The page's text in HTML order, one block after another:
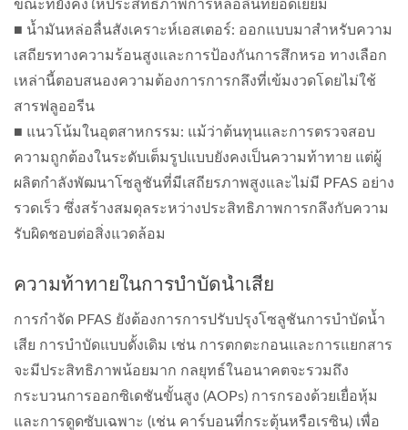
ขณะที่ยังคงให้ประสิทธิภาพการหล่อลื่นที่ยอดเยี่ยม
■ น้ำมันหล่อลื่นสังเคราะห์เอสเตอร์: ออกแบบมาสำหรับความ
เสถียรทางความร้อนสูงและการป้องกันการสึกหรอ ทางเลือก
เหล่านี้ตอบสนองความต้องการการกลึงที่เข้มงวดโดยไม่ใช้
สารฟลูออรีน
■ แนวโน้มในอุตสาหกรรม: แม้ว่าต้นทุนและการตรวจสอบ
ความถูกต้องในระดับเต็มรูปแบบยังคงเป็นความท้าทาย แต่ผู้
ผลิตกำลังพัฒนาโซลูชันที่มีเสถียรภาพสูงและไม่มี PFAS อย่าง
รวดเร็ว ซึ่งสร้างสมดุลระหว่างประสิทธิภาพการกลึงกับความ
รับผิดชอบต่อสิ่งแวดล้อม
ความท้าทายในการบำบัดน้ำเสีย
การกำจัด PFAS ยังต้องการการปรับปรุงโซลูชันการบำบัดน้ำ
เสีย การบำบัดแบบดั้งเดิม เช่น การตกตะกอนและการแยกสาร
จะมีประสิทธิภาพน้อยมาก กลยุทธ์ในอนาคตจะรวมถึง
กระบวนการออกซิเดชันขั้นสูง (AOPs) การกรองด้วยเยื่อหุ้ม
และการดูดซับเฉพาะ (เช่น คาร์บอนที่กระตุ้นหรือเรซิน) เพื่อ